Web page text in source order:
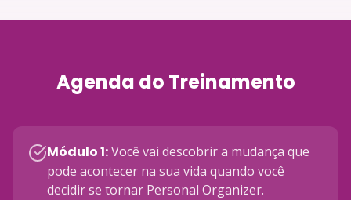
Agenda do Treinamento
Módulo 1:Você vai descobrir a mudança que
pode acontecer na sua vida quando você
decidir se tornar Personal Organizer.